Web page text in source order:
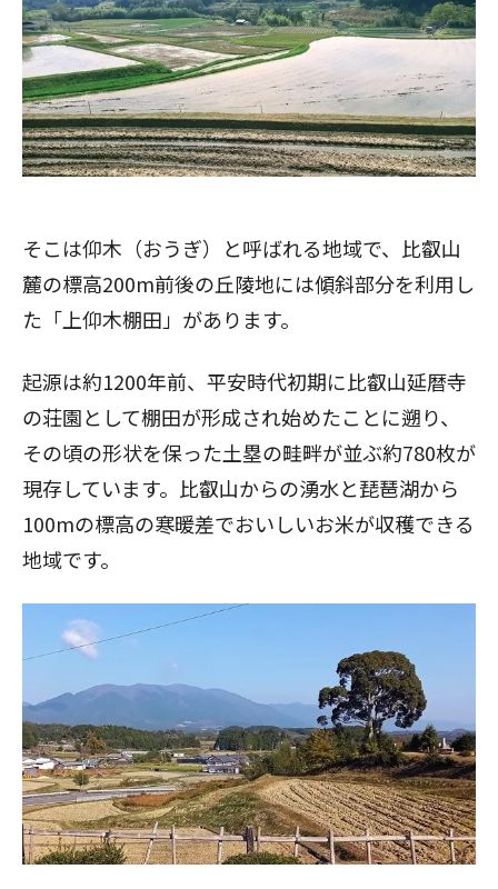
そこは仰木（おうぎ）と呼ばれる地域で、比叡山
麓の標高200m前後の丘陵地には傾斜部分を利用し
た「上仰木棚田」があります。
起源は約1200年前、平安時代初期に比叡山延暦寺
の荘園として棚田が形成され始めたことに遡り、
その頃の形状を保った土塁の畦畔が並ぶ約780枚が
現存しています。比叡山からの湧水と琵琶湖から
100mの標高の寒暖差でおいしいお米が収穫できる
地域です。